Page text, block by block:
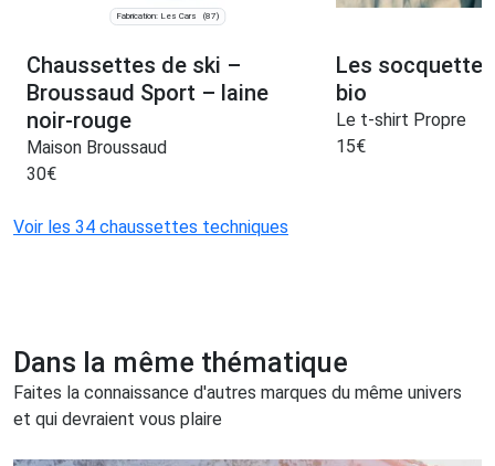
Fabrication: Les Cars (87)
Chaussettes de ski –
Broussaud Sport – laine
noir-rouge
Maison Broussaud
30€
Les
bio
Le t-shirt Propre
15€
Voir les 34 chaussettes techniques
Dans la même thématique
Faites la connaissance d'autres marques du même univers
et qui devraient vous plaire